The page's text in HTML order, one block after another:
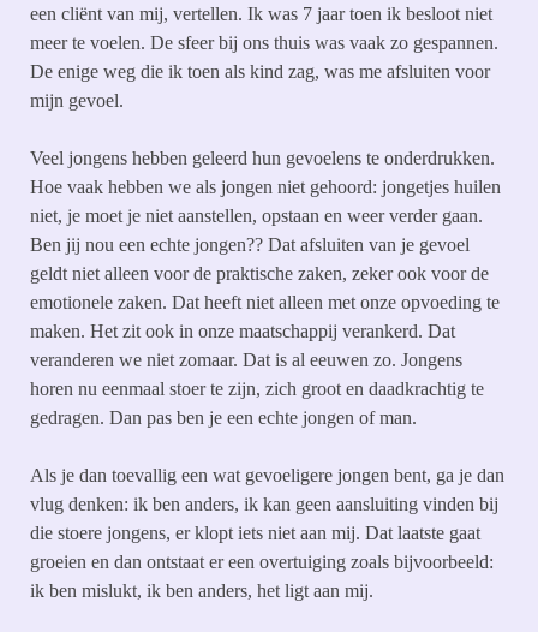
een cliënt van mij, vertellen. Ik was 7 jaar toen ik besloot niet
meer te voelen. De sfeer bij ons thuis was vaak zo gespannen.
De enige weg die ik toen als kind zag, was me afsluiten voor
mijn gevoel.
Veel jongens hebben geleerd hun gevoelens te onderdrukken.
Hoe vaak hebben we als jongen niet gehoord: jongetjes huilen
niet, je moet je niet aanstellen, opstaan en weer verder gaan.
Ben jij nou een echte jongen?? Dat afsluiten van je gevoel
geldt niet alleen voor de praktische zaken, zeker ook voor de
emotionele zaken. Dat heeft niet alleen met onze opvoeding te
maken. Het zit ook in onze maatschappij verankerd. Dat
veranderen we niet zomaar. Dat is al eeuwen zo. Jongens
horen nu eenmaal stoer te zijn, zich groot en daadkrachtig te
gedragen. Dan pas ben je een echte jongen of man.
Als je dan toevallig een wat gevoeligere jongen bent, ga je dan
vlug denken: ik ben anders, ik kan geen aansluiting vinden bij
die stoere jongens, er klopt iets niet aan mij. Dat laatste gaat
groeien en dan ontstaat er een overtuiging zoals bijvoorbeeld:
ik ben mislukt, ik ben anders, het ligt aan mij.